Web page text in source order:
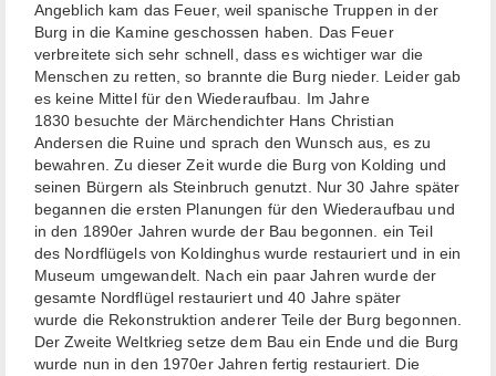
Angeblich kam das Feuer, weil spanische Truppen in der
Burg in die Kamine geschossen haben. Das Feuer
verbreitete sich sehr schnell, dass es wichtiger war die
Menschen zu retten, so brannte die Burg nieder. Leider gab
es keine Mittel für den Wiederaufbau. Im Jahre
1830 besuchte der Märchendichter Hans Christian
Andersen die Ruine und sprach den Wunsch aus, es zu
bewahren. Zu dieser Zeit wurde die Burg von Kolding und
seinen Bürgern als Steinbruch genutzt. Nur 30 Jahre später
begannen die ersten Planungen für den Wiederaufbau und
in den 1890er Jahren wurde der Bau begonnen. ein Teil
des Nordflügels von Koldinghus wurde restauriert und in ein
Museum umgewandelt. Nach ein paar Jahren wurde der
gesamte Nordflügel restauriert und 40 Jahre später
wurde die Rekonstruktion anderer Teile der Burg begonnen.
Der Zweite Weltkrieg setze dem Bau ein Ende und die Burg
wurde nun in den 1970er Jahren fertig restauriert. Die